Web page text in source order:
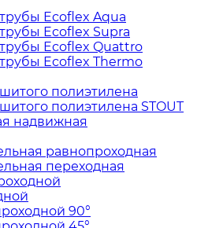
Ecoflex Aqua
Ecoflex Supra
Ecoflex Quattro
Ecoflex Thermo
полиэтилена
полиэтилена STOUT
надвижная
равнопроходная
переходная
90°